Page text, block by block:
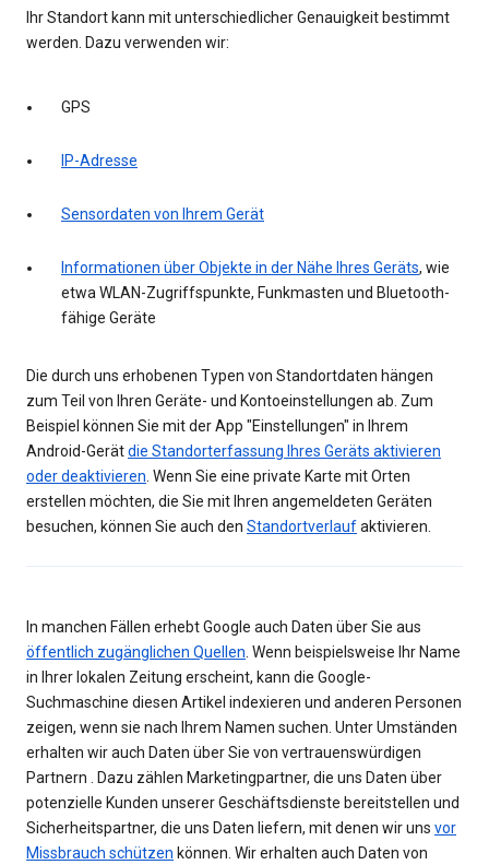
Ihr Standort kann mit unterschiedlicher Genauigkeit bestimmt
werden. Dazu verwenden wir:
GPS
IP-Adresse
Sensordaten von Ihrem Gerät
Informationen über Objekte in der Nähe Ihres Geräts, wie
etwa WLAN-Zugriffspunkte, Funkmasten und Bluetooth-
fähige Geräte
Die durch uns erhobenen Typen von Standortdaten hängen
zum Teil von Ihren Geräte- und Kontoeinstellungen ab. Zum
Beispiel können Sie mit der App "Einstellungen" in Ihrem
Android-Gerätdie Standorterfassung Ihres Geräts aktivieren
oder deaktivieren. Wenn Sie eine private Karte mit Orten
erstellen möchten, die Sie mit Ihren angemeldeten Geräten
besuchen, können Sie auch den Standortverlaufaktivieren.
In manchen Fällen erhebt Google auch Daten über Sie aus
öffentlich zugänglichen Quellen. Wenn beispielsweise Ihr Name
in Ihrer lokalen Zeitung erscheint, kann die Google-
Suchmaschine diesen Artikel indexieren und anderen Personen
zeigen, wenn sie nach Ihrem Namen suchen. Unter Umständen
erhalten wir auch Daten über Sie von vertrauenswürdigen
Partnern . Dazu zählen Marketingpartner, die uns Daten über
potenzielle Kunden unserer Geschäftsdienste bereitstellen und
Sicherheitspartner, die uns Daten liefern, mit denen wir uns vor
Missbrauch schützen können. Wir erhalten auch Daten von